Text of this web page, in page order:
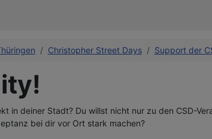
Christopher Street Days Support der
in deiner Stadt? Du willst nicht nur zu den CSD-
bei dir vor Ort stark machen?